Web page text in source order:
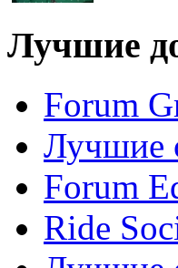
Лучшие
Forum
Лучшие
Forum
Ride